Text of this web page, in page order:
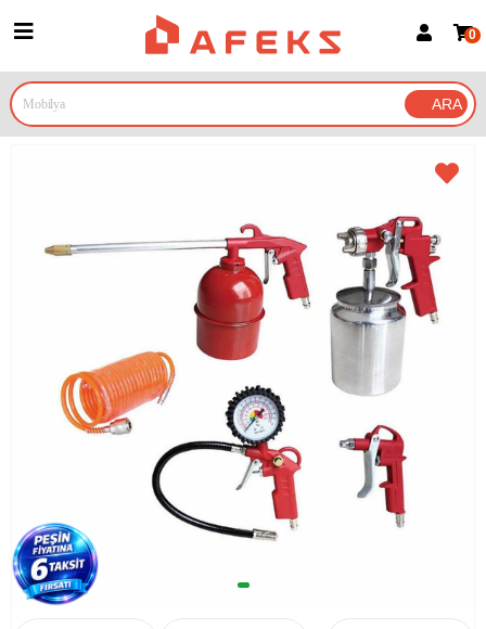
Google İle Bağlan
0